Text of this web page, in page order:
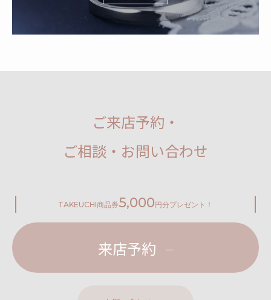
ご来店予約・
ご相談・お問い合わせ
TAKEUCHI商品券5,000 円分プレゼント！
来店予約